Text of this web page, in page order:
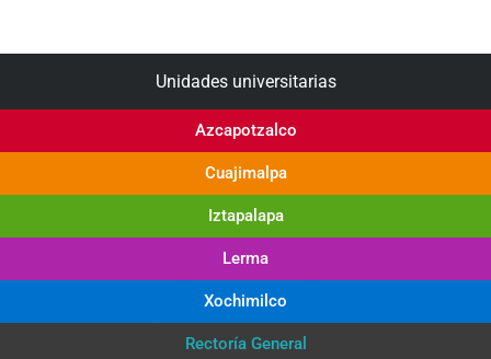
Unidades universitarias
Azcapotzalco
Cuajimalpa
Iztapalapa
Lerma
Xochimilco
Rectoría General